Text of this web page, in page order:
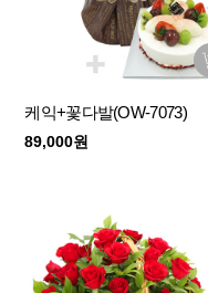
케익+꽃다발(OW-7073)
89,000원